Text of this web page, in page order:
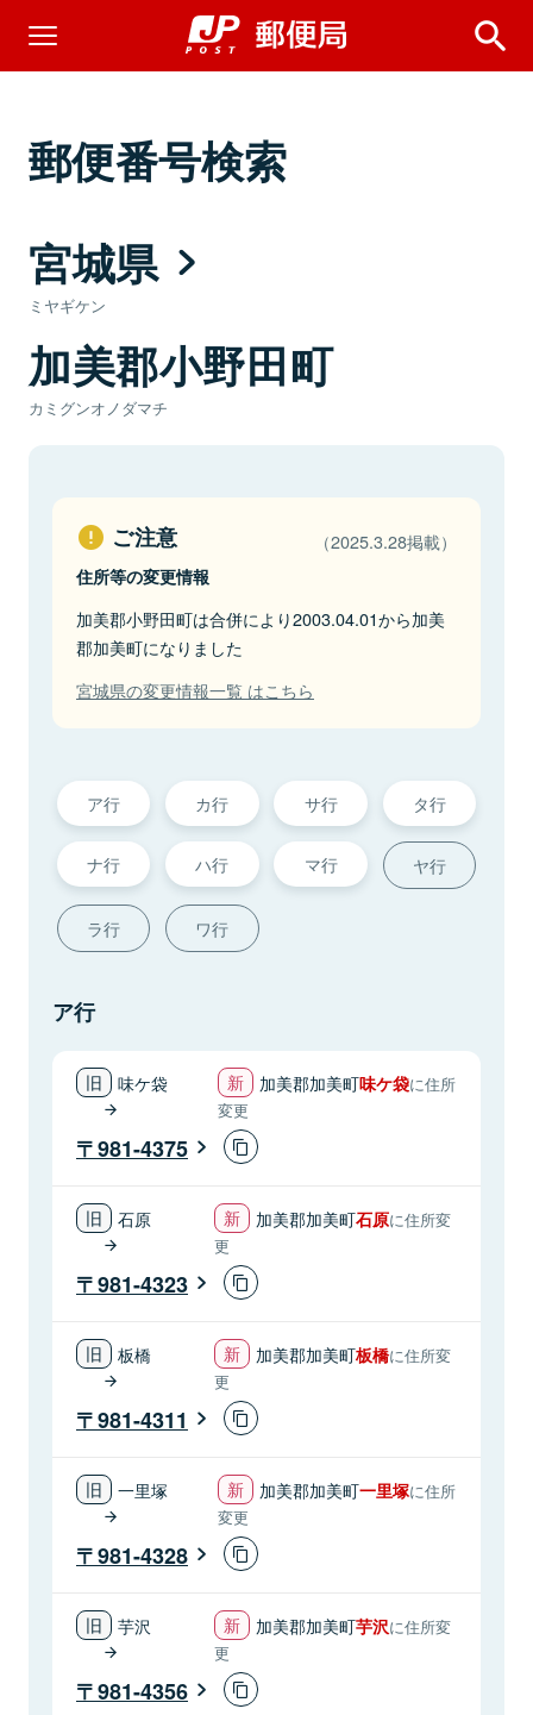
郵便番号検索
宮城県
ミヤギケン
加美郡小野田町
カミグンオノダマチ
ご注意 （2025.3.28掲載）
住所等の変更情報
加美郡小野田町は合併により2003.04.01から加美
郡加美町になりました
宮城県の変更情報一覧 はこちら
ア行 カ行 サ行 タ行
ナ行 ハ行 マ行 ヤ行
ラ行 ワ行
ア行
味ケ袋 加美郡加美町味ケ袋に住所
変更
981-4375
石原 加美郡加美町石原に住所変
更
981-4323
板橋 加美郡加美町板橋に住所変
更
981-4311
一里塚 加美郡加美町一里塚に住所
変更
981-4328
芋沢 加美郡加美町芋沢に住所変
更
981-4356